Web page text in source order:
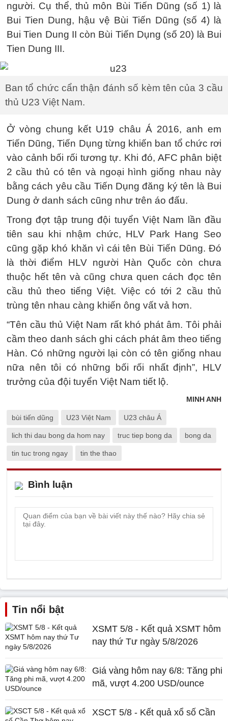
người. Cụ thể, thủ môn Bùi Tiến Dũng (số 1) là
Bui Tien Dung, hậu vệ Bùi Tiến Dũng (số 4) là
Bui Tien Dung II còn Bùi Tiến Dụng (số 20) là Bui
Tien Dung III.
Ban tổ chức cẩn thận đánh số kèm tên của 3 cầu
thủ U23 Việt Nam.
Ở vòng chung kết U19 châu Á 2016, anh em
Tiến Dũng, Tiến Dụng từng khiến ban tổ chức rơi
vào cảnh bối rối tương tự. Khi đó, AFC phân biệt
2 cầu thủ có tên và ngoại hình giống nhau này
bằng cách yêu cầu Tiến Dụng đăng ký tên là Bui
Dung ở danh sách cũng như trên áo đấu.
Trong đợt tập trung đội tuyển Việt Nam lần đầu
tiên sau khi nhậm chức, HLV Park Hang Seo
cũng gặp khó khăn vì cái tên Bùi Tiến Dũng. Đó
là thời điểm HLV người Hàn Quốc còn chưa
thuộc hết tên và cũng chưa quen cách đọc tên
cầu thủ theo tiếng Việt. Việc có tới 2 cầu thủ
trùng tên nhau càng khiến ông vất vả hơn.
“Tên cầu thủ Việt Nam rất khó phát âm. Tôi phải
cầm theo danh sách ghi cách phát âm theo tiếng
Hàn. Có những người lại còn có tên giống nhau
nữa nên tôi có những bối rối nhất định”, HLV
trưởng của đội tuyển Việt Nam tiết lộ.
MINH ANH
bùi tiến dũng U23 Việt Nam U23 châu Á
lich thi dau bong da hom nay truc tiep bong da bong da
tin tuc trong ngay tin the thao
Bình luận
Tin nổi bật
XSMT 5/8 - Kết quả XSMT hôm
nay thứ Tư ngày 5/8/2026
Giá vàng hôm nay 6/8: Tăng phi
mã, vượt 4.200 USD/ounce
XSCT 5/8 - Kết quả xổ số Cần